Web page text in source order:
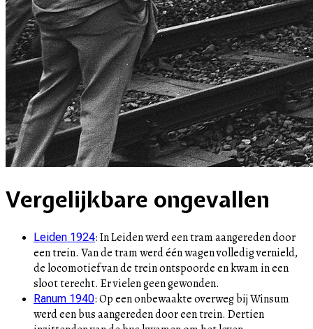
Vergelijkbare ongevallen
Leiden 1924:In Leiden werd een tram aangereden door
een trein. Van de tram werd één wagen volledig vernield,
de locomotief van de trein ontspoorde en kwam in een
sloot terecht. Er vielen geen gewonden.
Ranum 1940:Op een onbewaakte overweg bij Winsum
werd een bus aangereden door een trein. Dertien